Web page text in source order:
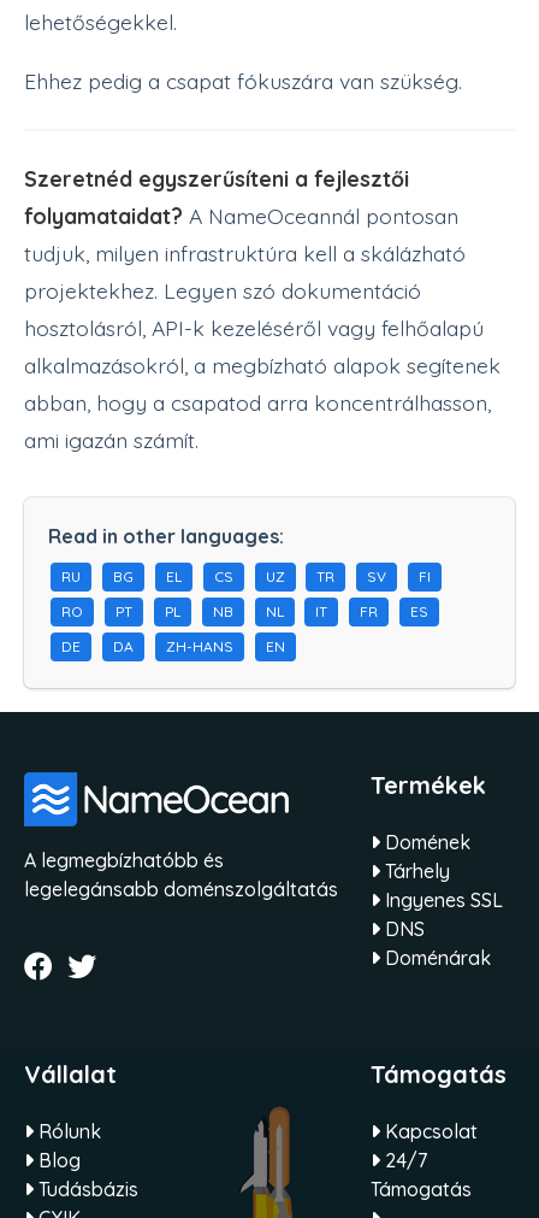
lehetőségekkel.
Ehhez pedig a csapat fókuszára van szükség.
Szeretnéd egyszerűsíteni a fejlesztői
folyamataidat? A NameOceannál pontosan
tudjuk, milyen infrastruktúra kell a skálázható
projektekhez. Legyen szó dokumentáció
hosztolásról, API-k kezeléséről vagy felhőalapú
alkalmazásokról, a megbízható alapok segítenek
abban, hogy a csapatod arra koncentrálhasson,
ami igazán számít.
Read in other languages:
RU BG EL CS UZ TR SV
FI
RO
PT PL NB NL IT FR
ES
DE
DA ZH-HANS EN
A legmegbízhatóbb és
legelegánsabb doménszolgáltatás
Termékek
Domének
Tárhely
Ingyenes SSL
DNS
Doménárak
Vállalat
Rólunk
Blog
Tudásbázis
Támogatás
Kapcsolat
24/7
Támogatás